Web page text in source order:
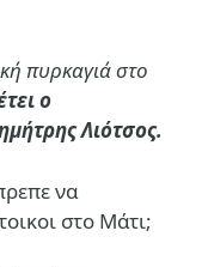
πυρκαγιά στο
ο
Λιότσος.
να
στο Μάτι;